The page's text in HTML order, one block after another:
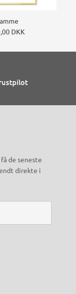
DKK
de seneste
direkte i